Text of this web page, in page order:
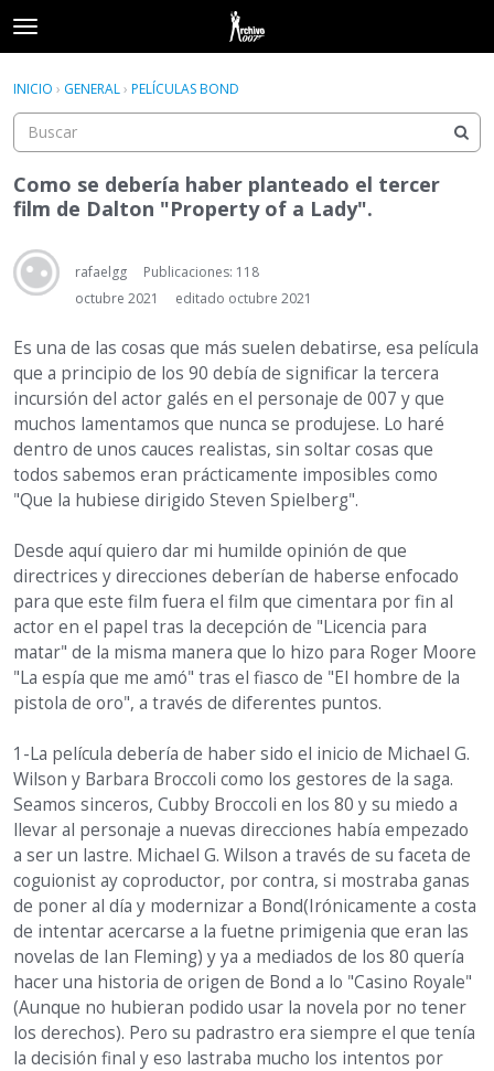
t
o
g
e
m
e
n
u
Acceder
Hilos
Actividad
Acceder Registrarse
INICIO › GENERAL› PELÍCULAS BOND
Como se debería haber planteado el tercer
film de Dalton "Property of a Lady".
rafaelgg
Publicaciones: 118
octubre 2021
editado octubre 2021
Es una de las cosas que más suelen debatirse, esa película
que a principio de los 90 debía de significar la tercera
incursión del actor galés en el personaje de 007 y que
muchos lamentamos que nunca se produjese. Lo haré
dentro de unos cauces realistas, sin soltar cosas que
todos sabemos eran prácticamente imposibles como
"Que la hubiese dirigido Steven Spielberg".
Desde aquí quiero dar mi humilde opinión de que
directrices y direcciones deberían de haberse enfocado
para que este film fuera el film que cimentara por fin al
actor en el papel tras la decepción de "Licencia para
matar" de la misma manera que lo hizo para Roger Moore
"La espía que me amó" tras el fiasco de "El hombre de la
pistola de oro", a través de diferentes puntos.
1-La película debería de haber sido el inicio de Michael G.
Wilson y Barbara Broccoli como los gestores de la saga.
Seamos sinceros, Cubby Broccoli en los 80 y su miedo a
llevar al personaje a nuevas direcciones había empezado
a ser un lastre. Michael G. Wilson a través de su faceta de
coguionist ay coproductor, por contra, si mostraba ganas
de poner al día y modernizar a Bond(Irónicamente a costa
de intentar acercarse a la fuetne primigenia que eran las
novelas de Ian Fleming) y ya a mediados de los 80 quería
hacer una historia de origen de Bond a lo "Casino Royale"
(Aunque no hubieran podido usar la novela por no tener
los derechos). Pero su padrastro era siempre el que tenía
la decisión final y eso lastraba mucho los intentos por